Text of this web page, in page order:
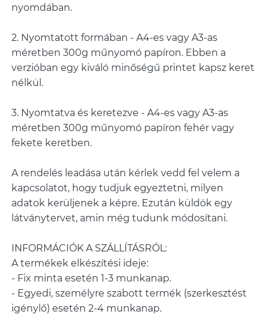
nyomdában.
2. Nyomtatott formában - A4-es vagy A3-as
méretben 300g műnyomó papíron. Ebben a
verzióban egy kiváló minőségű printet kapsz keret
nélkül.
3. Nyomtatva és keretezve - A4-es vagy A3-as
méretben 300g műnyomó papíron fehér vagy
fekete keretben.
A rendelés leadása után kérlek vedd fel velem a
kapcsolatot, hogy tudjuk egyeztetni, milyen
adatok kerüljenek a képre. Ezután küldök egy
látványtervet, amin még tudunk módosítani.
INFORMÁCIÓK A SZÁLLÍTÁSRÓL:
A termékek elkészítési ideje:
- Fix minta esetén 1-3 munkanap.
- Egyedi, személyre szabott termék (szerkesztést
igénylő) esetén 2-4 munkanap.